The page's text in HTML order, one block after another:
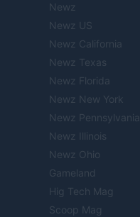
Newz
Newz US
Newz California
Newz Texas
Newz Florida
Newz New York
Newz Pennsylvania
Newz Illinois
Newz Ohio
Gameland
Hig Tech Mag
Scoop Mag